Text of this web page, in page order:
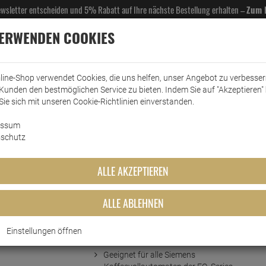
entscheiden und 5% Rabatt auf Ihre nächste Bestellung erhalten –Zum
& GASTROBEDARF DROGERIE KÜCHE & HAUSHALT KFZ
TZ70003
Geeignet für alle Siemens
COOKIES
Shop verwendet Cookies, die uns helfen, unser Angebot zu
den bestmöglichen Service zu bieten. Indem Sie auf "Akzeptieren"
sich mit unseren Cookie-Richtlinien einverstanden.
ALLE AKZEPTIEREN
ALLE ABLEHNEN
Einstellungen öffnen